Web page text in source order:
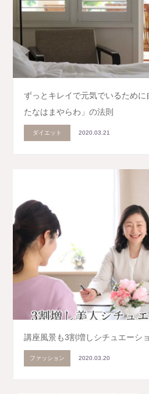
ずっとキレイで元気でいるために
たなはまやらわ」の法則
ダイエット 2020.03.21
講座風景も3割増しシチュエーシ
ファッション 2020.03.20